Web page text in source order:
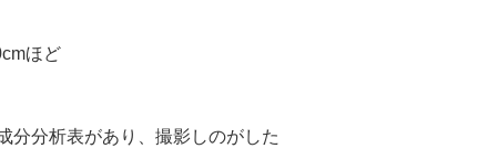
ほど
分分析表があり、撮影しのがした